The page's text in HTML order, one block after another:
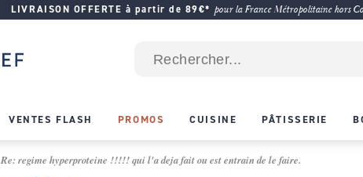
LIVRAISON OFFERTE à partir de 89€* pour la France Métropolitaine hors
VENTES FLASH PROMOS CUISINE PÂTISSERIE
Re: regime hyperproteine !!!!! qui l'a deja fait ou est entrain de le faire.